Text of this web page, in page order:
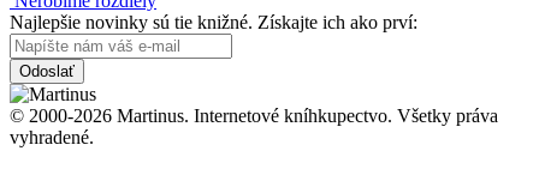
Najlepšie novinky sú tie knižné. Získajte ich ako prví:
Odoslať
© 2000-2026 Martinus. Internetové kníhkupectvo. Všetky práva
vyhradené.